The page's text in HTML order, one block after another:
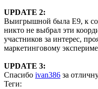
UPDATE 2:
Выигрышной была E9, к
никто не выбрал эти
участников за интерес,
маркетинговому
UPDATE 3:
Спасибо ivan386 за
Теги: